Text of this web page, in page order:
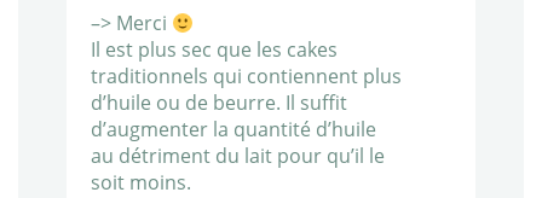
–> Merci
Il est plus sec que les cakes
traditionnels qui contiennent plus
d’huile ou de beurre. Il suffit
d’augmenter la quantité d’huile
au détriment du lait pour qu’il le
soit moins.